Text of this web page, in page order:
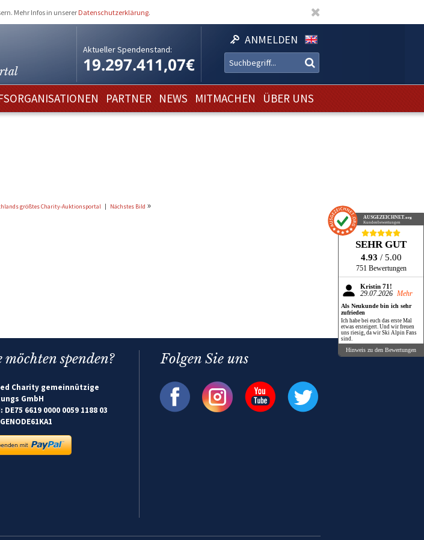
Mehr Infos in unserer Datenschutzerklärung.
Aktueller Spendenstand:
19.297.411,07€
ANMELDEN
PARTNER NEWS MITMACHEN ÜBER UNS
größtes Charity-Auktionsportal | Nächstes Bild »
möchten spenden?
Charity gemeinnützige
GmbH
DE75 6619 0000 0059 1188 03
Folgen Sie uns
AUSGEZEICHNET .org
Kundenbewertungen
SEHR GUT
4.93 / 5.00
751 Bewertungen
Kristin 71!
29.07.2026 Mehr
Als Neukunde bin ich sehr
zufrieden
Ich habe bei euch das erste Mal
etwas ersteigert. Und wir freuen
uns riesig, da wir Ski Alpin Fans
sind.
Hinweis zu den Bewertungen